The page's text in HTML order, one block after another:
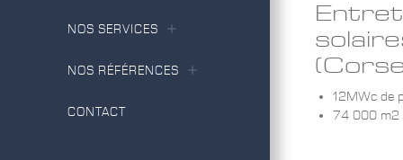
NOS SERVICES
NOS RÉFÉRENCES
CONTACT
12MWc de
74 000 m2